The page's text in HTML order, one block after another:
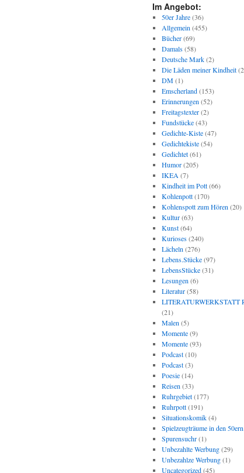
Im Angebot:
50er Jahre(36)
Allgemein(455)
Bücher(69)
Damals(58)
Deutsche Mark(2)
Die Läden meiner Kindheit
DM(1)
Emscherland(153)
Erinnerungen(52)
Freitagstexter(2)
Fundstücke(43)
Gedichte-Kiste(47)
Gedichtekiste(54)
Gedichtet(61)
Humor(205)
IKEA(7)
Kindheit im Pott(66)
Kohlenpott(170)
Kohlenspott zum Hören(20)
Kultur(63)
Kunst(64)
Kurioses(240)
Lächeln(276)
Lebens.Stücke(97)
LebensStücke(31)
Lesungen(6)
Literatur(58)
LITERATURWERKSTATT
(21)
Malen(5)
Momente(9)
Momente(93)
Podcast(10)
Podcast(3)
Poesie(14)
Reisen(33)
Ruhrgebiet(177)
Ruhrpott(191)
Situationskomik(4)
Spielzeugträume in den 50ern
Spurensuchr(1)
Unbezahlte Werbung(29)
Unbezahlze Werbung(1)
Uncategorized(45)